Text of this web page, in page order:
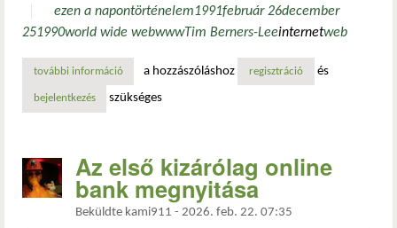
ezen a napontörténelem1991február 26december
251990world wide webwwwTim Berners-Leeinternetweb
további információaz első webböngésző bemutatása tartalommal
a hozzászóláshoz regisztráció és
bejelentkezés szükséges
Az első kizárólag online
bank megnyitása
Beküldte kami911 - 2026. feb. 22. 07:35